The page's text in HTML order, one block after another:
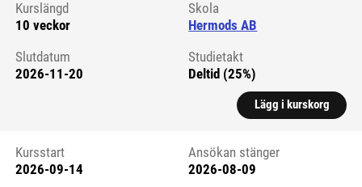
Kurslängd
10 veckor
Skola
Hermods AB
Slutdatum
2026-11-20
Studietakt
Deltid (25%)
Lägg i kurskorg
Kursstart 6326837
Kursstart
2026-09-14
Ansökan stänger
2026-08-09